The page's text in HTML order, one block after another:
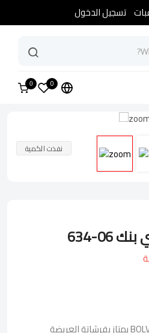
تسجيل الدخول
0
0 مناكير بولفير بيبي بنك 06-634
نفذت الكمية
06-634
"طلاء الأظافر من BOLVER USA يمتاز بفرشاتة العريضة